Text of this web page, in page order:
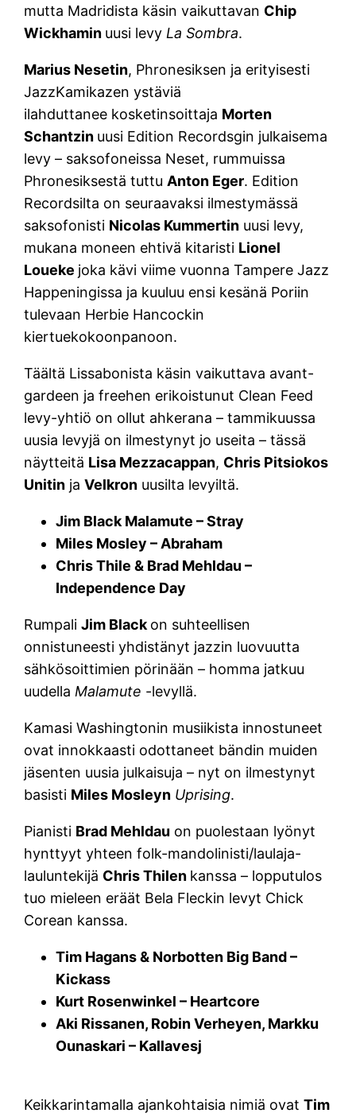
mutta Madridista käsin vaikuttavan Chip
Wickhamin uusi levy La Sombra.
Marius Nesetin, Phronesiksen ja erityisesti
JazzKamikazen ystäviä
ilahduttanee kosketinsoittaja Morten
Schantzin uusi Edition Recordsgin julkaisema
levy – saksofoneissa Neset, rummuissa
Phronesiksestä tuttu Anton Eger. Edition
Recordsilta on seuraavaksi ilmestymässä
saksofonisti Nicolas Kummertin uusi levy,
mukana moneen ehtivä kitaristi Lionel
Loueke joka kävi viime vuonna Tampere Jazz
Happeningissa ja kuuluu ensi kesänä Poriin
tulevaan Herbie Hancockin
kiertuekokoonpanoon.
Täältä Lissabonista käsin vaikuttava avant-
gardeen ja freehen erikoistunut Clean Feed
levy-yhtiö on ollut ahkerana – tammikuussa
uusia levyjä on ilmestynyt jo useita – tässä
näytteitä Lisa Mezzacappan, Chris Pitsiokos
Unitin jaVelkron uusilta levyiltä.
Jim Black Malamute – Stray
Miles Mosley – Abraham
Chris Thile & Brad Mehldau –
Independence Day
RumpaliJim Black on suhteellisen
onnistuneesti yhdistänyt jazzin luovuutta
sähkösoittimien pörinään – homma jatkuu
uudella Malamute -levyllä.
Kamasi Washingtonin musiikista innostuneet
ovat innokkaasti odottaneet bändin muiden
jäsenten uusia julkaisuja – nyt on ilmestynyt
basisti Miles Mosleyn Uprising.
Pianisti Brad Mehldau on puolestaan lyönyt
hynttyyt yhteen folk-mandolinisti/laulaja-
lauluntekijä Chris Thilen kanssa – lopputulos
tuo mieleen eräät Bela Fleckin levyt Chick
Corean kanssa.
Tim Hagans & Norbotten Big Band –
Kickass
Kurt Rosenwinkel – Heartcore
Aki Rissanen, Robin Verheyen, Markku
Ounaskari – Kallavesj
Keikkarintamalla ajankohtaisia nimiä ovatTim